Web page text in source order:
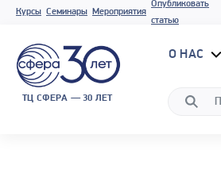
Курсы Семинары Мероприятия
Опубликовать
статью
ТЦ СФЕРА — 30 ЛЕТ
О НАС